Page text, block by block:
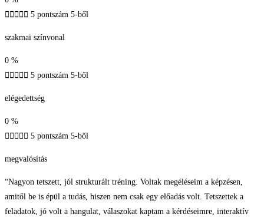
     5 pontszám 5-ből
szakmai színvonal
0 %
     5 pontszám 5-ből
elégedettség
0 %
     5 pontszám 5-ből
megvalósítás
“Nagyon tetszett, jól strukturált tréning. Voltak megéléseim a képzésen,
amitől be is épül a tudás, hiszen nem csak egy előadás volt. Tetszettek a
feladatok, jó volt a hangulat, válaszokat kaptam a kérdéseimre, interaktív